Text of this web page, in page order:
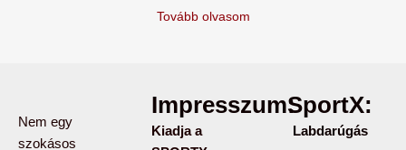
Tovább olvasom
Nem egy
szokásos
Impresszum:
Kiadja a
SportX:
Labdarúgás